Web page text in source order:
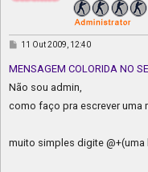
M
s
a
g
m
11 Out 2009, 12:40
MENSAGEM COLORIDA NO
Não sou admin,
como faço pra escrever uma
muito simples digite